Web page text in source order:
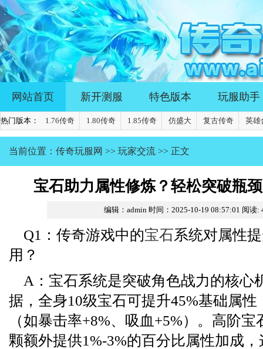
网站首页 新开测服 特色版本 玩服助手
热门版本： 1.76传奇 1.80传奇 1.85传奇 仿盛大 复古传奇 英雄
当前位置： 传奇玩服网 >> 玩家交流 >> 正文
宝石助力属性修炼？轻松突破瓶
编辑：admin 时间：2025-10-19 08:57:01 阅读:
Q1：传奇游戏中的宝石系统对属性
用？
A：宝石系统是突破角色战力的核心
据，全身10级宝石可提升45%基础属
（如暴击率+8%、吸血+5%）。高阶
颗额外提供1%-3%的百分比属性加成